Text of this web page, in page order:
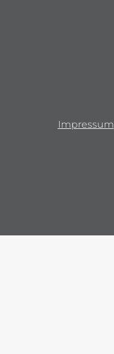
Impressum